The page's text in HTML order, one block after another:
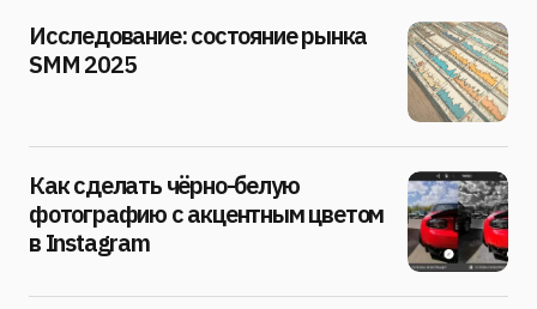
Исследование: состояние рынка
SMM 2025
Как сделать чёрно-белую
фотографию с акцентным цветом
в Instagram